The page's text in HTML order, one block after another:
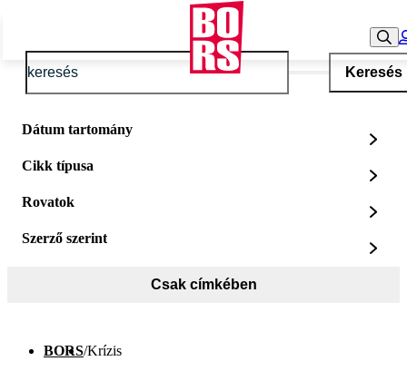
Keresés
Dátum tartomány
Cikk típusa
Rovatok
Szerző szerint
Csak címkében
BORS/Krízis